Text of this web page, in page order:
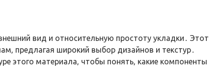
вид и относительную простоту укладки․ Этот
предлагая широкий выбор дизайнов и текстур․
этого материала‚ чтобы понять‚ какие компоненты